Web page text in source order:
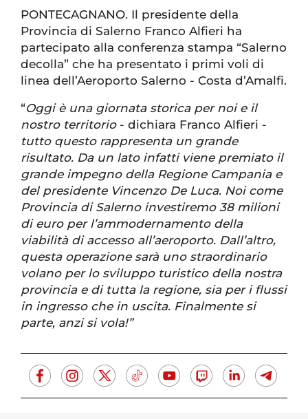
PONTECAGNANO. Il presidente della
Provincia di Salerno Franco Alfieri ha
partecipato alla conferenza stampa “Salerno
decolla” che ha presentato i primi voli di
linea dell’Aeroporto Salerno - Costa d’Amalfi.
“Oggi è una giornata storica per noi e il
nostro territorio- dichiara Franco Alfieri -
tutto questo rappresenta un grande
risultato. Da un lato infatti viene premiato il
grande impegno della Regione Campania e
del presidente Vincenzo De Luca. Noi come
Provincia di Salerno investiremo 38 milioni
di euro per l’ammodernamento della
viabilità di accesso all’aeroporto. Dall’altro,
questa operazione sarà uno straordinario
volano per lo sviluppo turistico della nostra
provincia e di tutta la regione, sia per i flussi
in ingresso che in uscita. Finalmente si
parte, anzi si vola!”